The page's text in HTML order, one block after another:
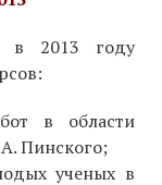
в 2013 году
в области
Пинского;
ученых в